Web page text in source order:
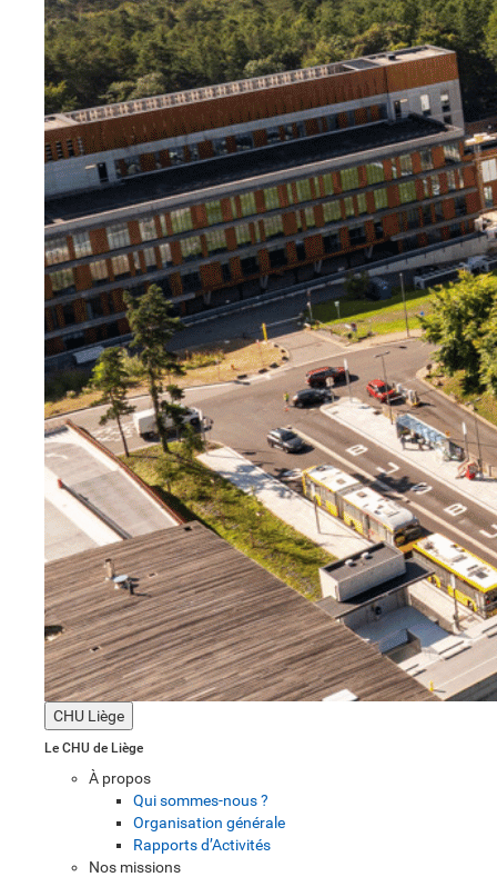
CHU Liège
Le CHU de Liège
À propos
Qui sommes-nous ?
Organisation générale
Rapports d’Activités
Nos missions